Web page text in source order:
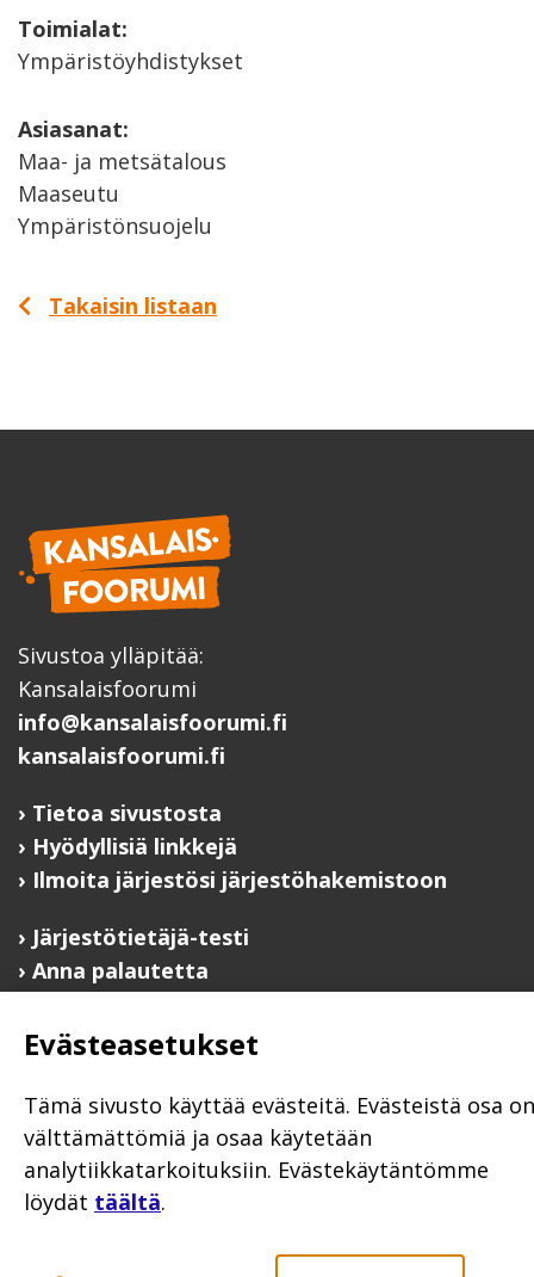
Toimialat:
Ympäristöyhdistykset
Asiasanat:
Maa- ja metsätalous
Maaseutu
Ympäristönsuojelu
Takaisin listaan
Sivustoa ylläpitää:
Kansalaisfoorumi
info@kansalaisfoorumi.fi
kansalaisfoorumi.fi
Tietoa sivustosta
Hyödyllisiä linkkejä
Ilmoita järjestösi järjestöhakemistoon
Järjestötietäjä-testi
Anna palautetta
Evästekäytännöt
Evästeasetukset
Tämä sivusto käyttää evästeitä. Evästeistä osa on
välttämättömiä ja osaa käytetään
analytiikkatarkoituksiin. Evästekäytäntömme
löydät täältä.